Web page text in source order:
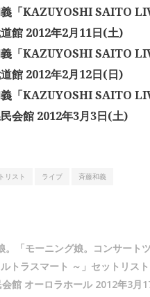
「KAZUYOSHI SAITO
館 2012年2月11日(土)
「KAZUYOSHI SAITO
館 2012年2月12日(日)
「KAZUYOSHI SAITO
会館 2012年3月3日(土)
リスト ライブ 斉藤和義
。「モーニング娘。コンサート
トラスマート ～」セットリス
館 オーロラホール 2012年3月